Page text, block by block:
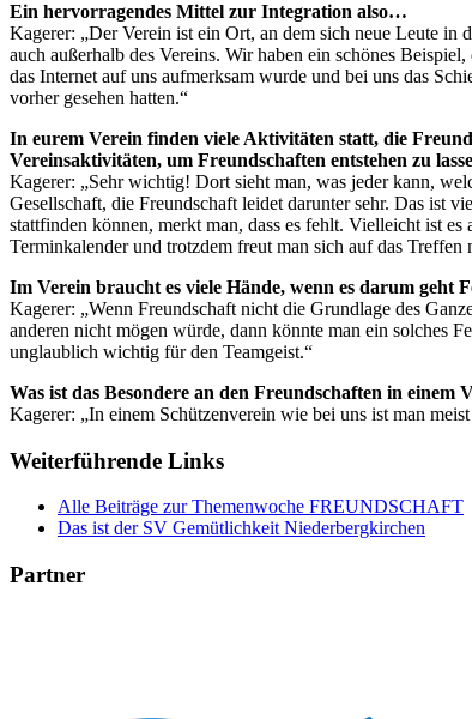
Ein hervorragendes Mittel zur Integration also…
Kagerer: „Der Verein ist ein Ort, an dem sich neue Leute
auch außerhalb des Vereins. Wir haben ein schönes
das Internet auf uns aufmerksam wurde und bei uns das
vorher gesehen hatten.“
In eurem Verein finden viele Aktivitäten statt, die
Vereinsaktivitäten, um Freundschaften entstehen zu
Kagerer: „Sehr wichtig! Dort sieht man, was jeder kann,
Gesellschaft, die Freundschaft leidet darunter sehr. Das ist
stattfinden können, merkt man, dass es fehlt. Vielleicht ist
Terminkalender und trotzdem freut man sich auf das
Im Verein braucht es viele Hände, wenn es darum geht
Kagerer: „Wenn Freundschaft nicht die Grundlage des
anderen nicht mögen würde, dann könnte man ein solches
unglaublich wichtig für den Teamgeist.“
Was ist das Besondere an den Freundschaften in
Kagerer: „In einem Schützenverein wie bei uns ist man
Weiterführende Links
Alle Beiträge zur Themenwoche FREUNDSCHAFT
Das ist der SV Gemütlichkeit Niederbergkirchen
Partner